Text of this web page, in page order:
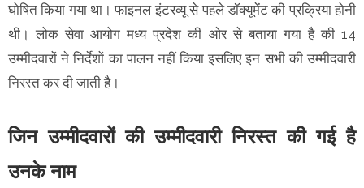
घोषित किया गया था। फाइनल इंटरव्यू से पहले डॉक्यूमेंट की प्रक्रिया होनी
थी। लोक सेवा आयोग मध्य प्रदेश की ओर से बताया गया है की 14
उम्मीदवारों ने निर्देशों का पालन नहीं किया इसलिए इन सभी की उम्मीदवारी
निरस्त कर दी जाती है।
जिन उम्मीदवारों की उम्मीदवारी निरस्त की गई है
उनके नाम